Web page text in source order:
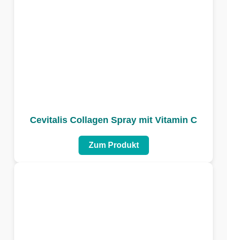
Cevitalis Collagen Spray mit Vitamin C
Zum Produkt